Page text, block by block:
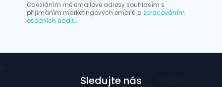
Odesláním mé emailové adresy souhlasím s
přijímáním marketingových emailů a zpracováním
osobních údajů.
Sledujte nás